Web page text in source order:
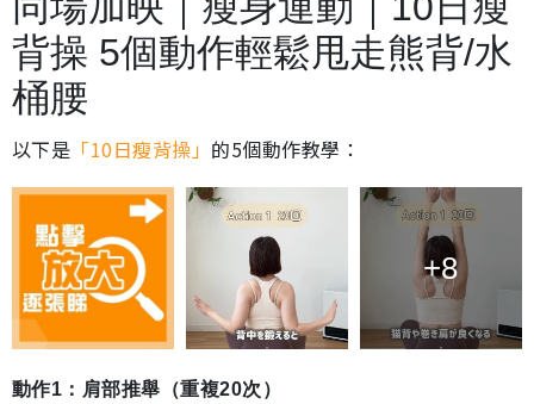
背操 5個動作輕鬆甩走熊背/水
桶腰
以下是 「10日瘦背操」 的5個動作教學：
+8
動作1：肩部推舉（重複20次）